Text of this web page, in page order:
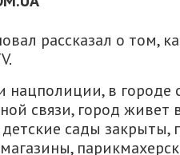
рассказал о том,
нацполиции, в городе
связи, город живет
сады закрыты,